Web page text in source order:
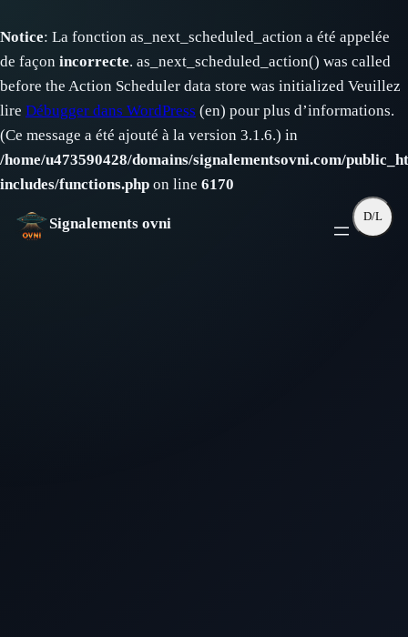
Notice: La fonction as_next_scheduled_action a été appelée
de façon incorrecte. as_next_scheduled_action() was called
before the Action Scheduler data store was initialized Veuillez
lire Débugger dans WordPress (en) pour plus d’informations.
(Ce message a été ajouté à la version 3.1.6.) in
/home/u473590428/domains/signalementsovni.com/
includes/functions.php on line 6170
Aller
Signalements ovni D/L